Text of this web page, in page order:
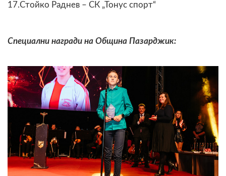
17.Стойко Раднев – СК „Тонус спорт“
Специални награди на Община Пазарджик: